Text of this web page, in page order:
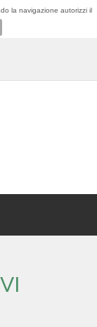
la navigazione autorizzi il